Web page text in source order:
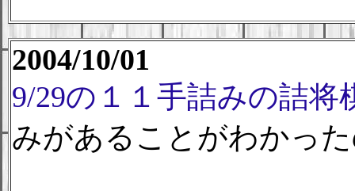
2004/10/01
9/29の１１手詰みの詰将
みがあることがわかっ